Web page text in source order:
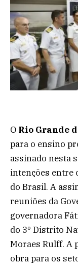
O Rio Grande
para o ensino
assinado nesta
intenções entre
do Brasil. A
reuniões da
governadora
do 3º Distrito
Moraes Rulff. A
obra para os